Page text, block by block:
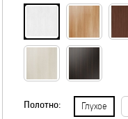
Полотно: Глухое